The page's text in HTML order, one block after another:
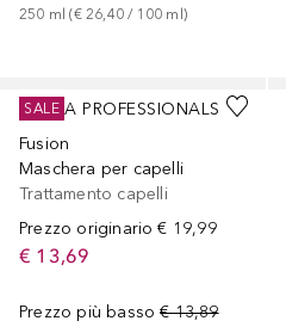
250 ml (€ 26,40 / 100 ml)
WELLA PROFESSIONALS
Fusion
Maschera per capelli
Trattamento capelli
Prezzo originario € 19,99
€ 13,69
Prezzo più basso € 13,89
SALE